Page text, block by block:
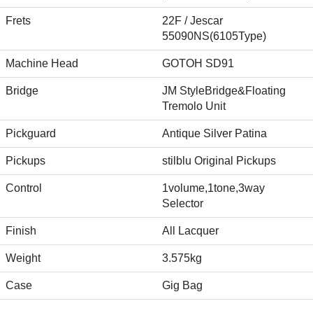
Frets
22F / Jescar
55090NS(6105Type)
Machine Head GOTOH SD91
Bridge
JM StyleBridge&Floating
Tremolo Unit
Pickguard Antique Silver Patina
Pickups stilblu Original Pickups
Control
1volume,1tone,3way
Selector
Finish All Lacquer
Weight 3.575kg
Case Gig Bag